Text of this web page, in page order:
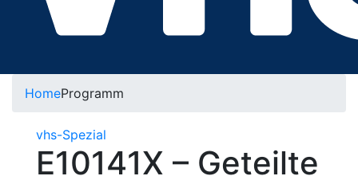
HomeProgramm
vhs-Spezial
E10141X – Geteilte